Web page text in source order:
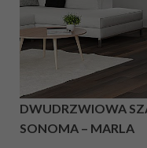
DWUDRZWIOWA
SONOMA – MARLA